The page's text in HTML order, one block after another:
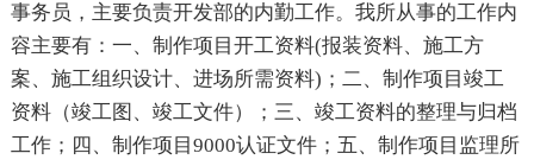
事务员，主要负责开发部的内勤工作。我所从事的工作内
容主要有：一、制作项目开工资料(报装资料、施工方
案、施工组织设计、进场所需资料)；二、制作项目竣工
资料（竣工图、竣工文件）；三、竣工资料的整理与归档
工作；四、制作项目9000认证文件；五、制作项目监理所